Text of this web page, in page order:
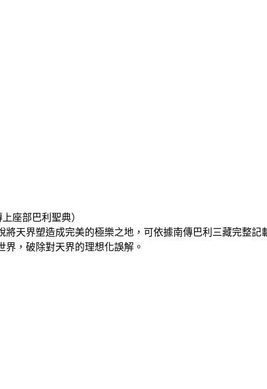
座部巴利聖典）
天界塑造成完美的極樂之地，可依據南傳巴利三藏完整記
，破除對天界的理想化誤解。